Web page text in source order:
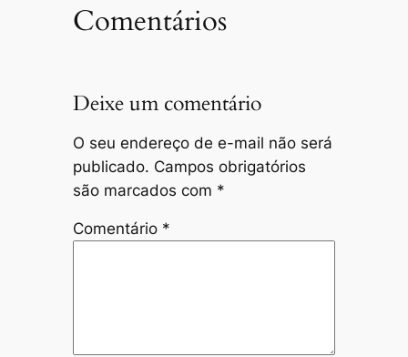
Comentários
Deixe um comentário
O seu endereço de e-mail não será
publicado. Campos obrigatórios
são marcados com *
Comentário *